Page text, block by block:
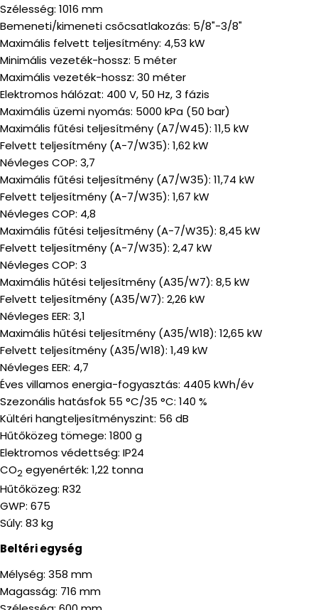
Szélesség: 1016 mm
Bemeneti/kimeneti csőcsatlakozás: 5/8"-3/8"
Maximális felvett teljesítmény: 4,53 kW
Minimális vezeték-hossz: 5 méter
Maximális vezeték-hossz: 30 méter
Elektromos hálózat: 400 V, 50 Hz, 3 fázis
Maximális üzemi nyomás: 5000 kPa (50 bar)
Maximális fűtési teljesítmény (A7/W45): 11,5 kW
Felvett teljesítmény (A-7/W35): 1,62 kW
Névleges COP: 3,7
Maximális fűtési teljesítmény (A7/W35): 11,74 kW
Felvett teljesítmény (A-7/W35): 1,67 kW
Névleges COP: 4,8
Maximális fűtési teljesítmény (A-7/W35): 8,45 kW
Felvett teljesítmény (A-7/W35): 2,47 kW
Névleges COP: 3
Maximális hűtési teljesítmény (A35/W7): 8,5 kW
Felvett teljesítmény (A35/W7): 2,26 kW
Névleges EER: 3,1
Maximális hűtési teljesítmény (A35/W18): 12,65 kW
Felvett teljesítmény (A35/W18): 1,49 kW
Névleges EER: 4,7
Éves villamos energia-fogyasztás: 4405 kWh/év
Szezonális hatásfok 55 °C/35 °C: 140 %
Kültéri hangteljesítményszint: 56 dB
Hűtőközeg tömege: 1800 g
Elektromos védettség: IP24
CO2 egyenérték: 1,22 tonna
Hűtőközeg: R32
GWP: 675
Súly: 83 kg
Beltéri egység
Mélység: 358 mm
Magasság: 716 mm